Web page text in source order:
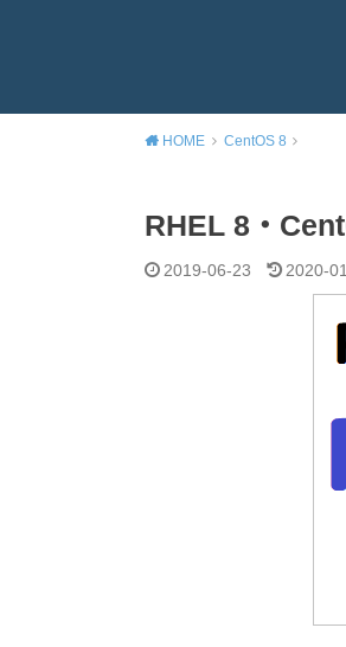
HOME CentOS 8
RHEL 8・
2019-06-23 2020-